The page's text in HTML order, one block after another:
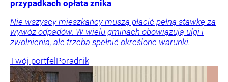
przypadkach opłata znika
Nie wszyscy mieszkańcy muszą płacić pełną stawkę za
wywóz odpadów. W wielu gminach obowiązują ulgi i
zwolnienia, ale trzeba spełnić określone warunki.
Twój portfelPoradnik